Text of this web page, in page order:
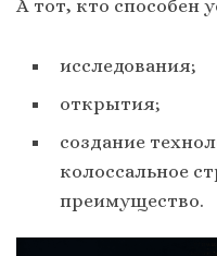
А тот, кто способен
исследования;
открытия;
создание
колоссальное
преимущество.